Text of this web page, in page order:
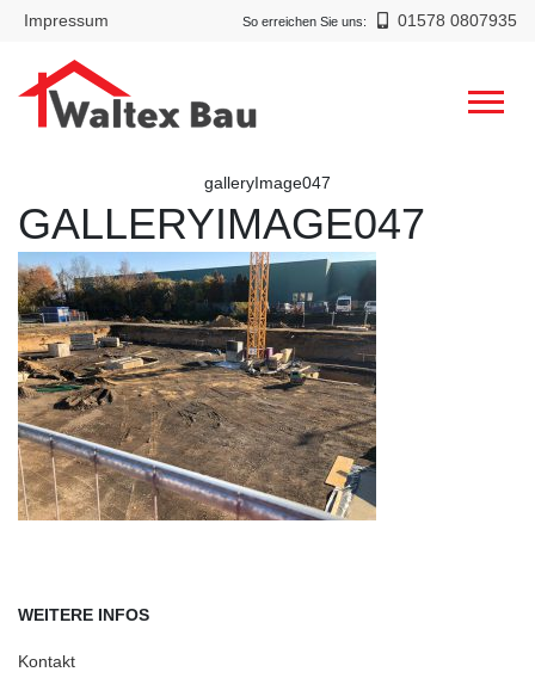
Impressum So erreichen Sie uns: 01578 0807935
galleryImage047
GALLERYIMAGE047
WEITERE INFOS
Kontakt